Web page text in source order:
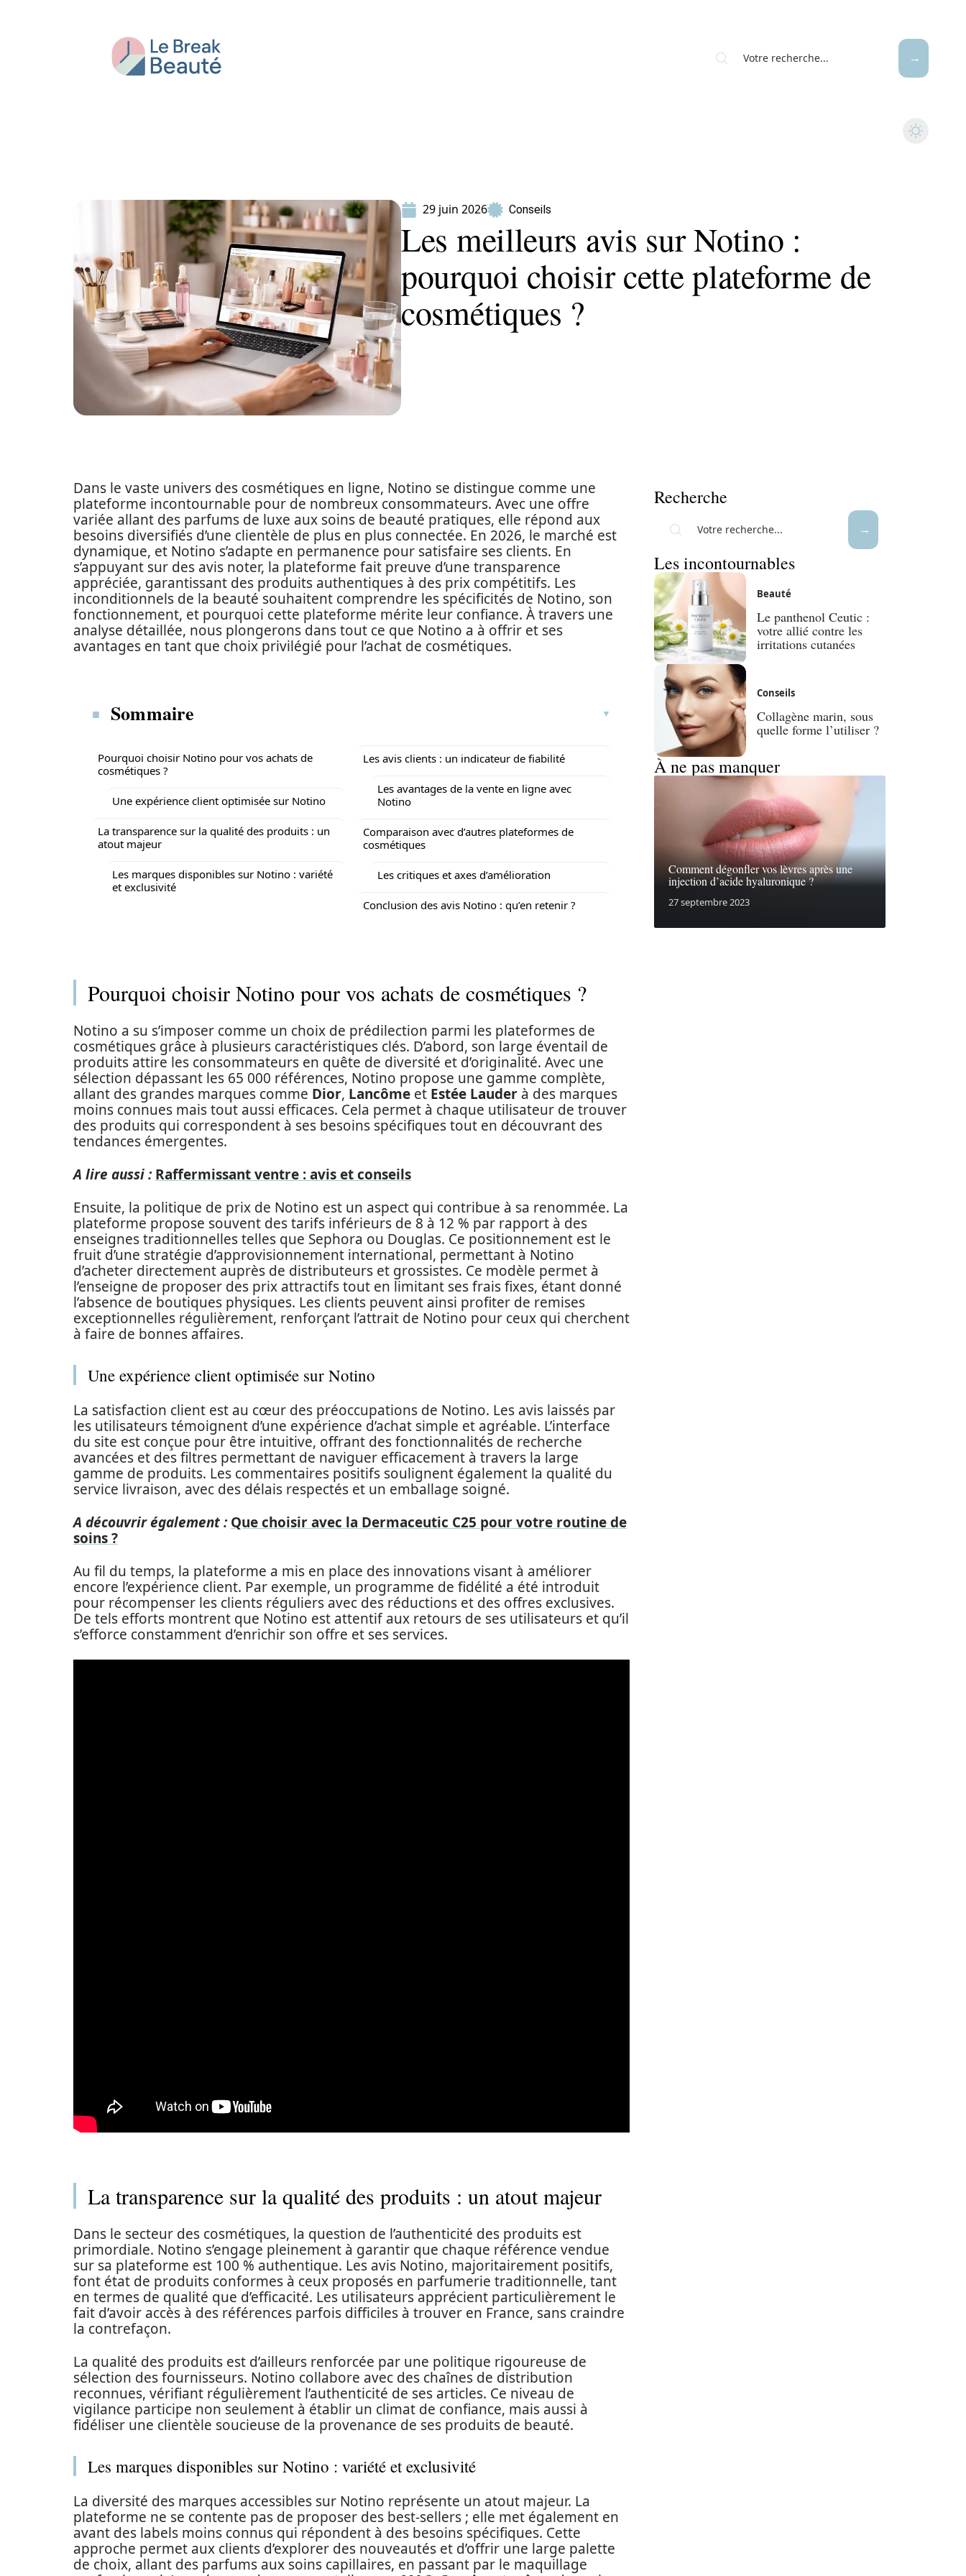
29 juin 2026 Conseils
Les meilleurs avis sur Notino :
pourquoi choisir cette plateforme de
cosmétiques ?
Dans le vaste univers des cosmétiques en ligne, Notino se distingue comme une
plateforme incontournable pour de nombreux consommateurs. Avec une offre
variée allant des parfums de luxe aux soins de beauté pratiques, elle répond aux
besoins diversifiés d’une clientèle de plus en plus connectée. En 2026, le marché est
dynamique, et Notino s’adapte en permanence pour satisfaire ses clients. En
s’appuyant sur des avis noter, la plateforme fait preuve d’une transparence
appréciée, garantissant des produits authentiques à des prix compétitifs. Les
inconditionnels de la beauté souhaitent comprendre les spécificités de Notino, son
fonctionnement, et pourquoi cette plateforme mérite leur confiance. À travers une
analyse détaillée, nous plongerons dans tout ce que Notino a à offrir et ses
avantages en tant que choix privilégié pour l’achat de cosmétiques.
Sommaire
Pourquoi choisir Notino pour vos achats de
cosmétiques ?
Une expérience client optimisée sur Notino
La transparence sur la qualité des produits : un
atout majeur
Les marques disponibles sur Notino : variété
et exclusivité
Les avis clients : un indicateur de fiabilité
Les avantages de la vente en ligne avec
Notino
Comparaison avec d’autres plateformes de
cosmétiques
Les critiques et axes d’amélioration
Conclusion des avis Notino : qu’en retenir ?
Pourquoi choisir Notino pour vos achats de cosmétiques ?
Notino a su s’imposer comme un choix de prédilection parmi les plateformes de
cosmétiques grâce à plusieurs caractéristiques clés. D’abord, son large éventail de
produits attire les consommateurs en quête de diversité et d’originalité. Avec une
sélection dépassant les 65 000 références, Notino propose une gamme complète,
allant des grandes marques comme Dior, Lancôme et Estée Lauder à des marques
moins connues mais tout aussi efficaces. Cela permet à chaque utilisateur de trouver
des produits qui correspondent à ses besoins spécifiques tout en découvrant des
tendances émergentes.
A lire aussi : Raffermissant ventre : avis et conseils
Ensuite, la politique de prix de Notino est un aspect qui contribue à sa renommée. La
plateforme propose souvent des tarifs inférieurs de 8 à 12 % par rapport à des
enseignes traditionnelles telles que Sephora ou Douglas. Ce positionnement est le
fruit d’une stratégie d’approvisionnement international, permettant à Notino
d’acheter directement auprès de distributeurs et grossistes. Ce modèle permet à
l’enseigne de proposer des prix attractifs tout en limitant ses frais fixes, étant donné
l’absence de boutiques physiques. Les clients peuvent ainsi profiter de remises
exceptionnelles régulièrement, renforçant l’attrait de Notino pour ceux qui cherchent
à faire de bonnes affaires.
Une expérience client optimisée sur Notino
La satisfaction client est au cœur des préoccupations de Notino. Les avis laissés par
les utilisateurs témoignent d’une expérience d’achat simple et agréable. L’interface
du site est conçue pour être intuitive, offrant des fonctionnalités de recherche
avancées et des filtres permettant de naviguer efficacement à travers la large
gamme de produits. Les commentaires positifs soulignent également la qualité du
service livraison, avec des délais respectés et un emballage soigné.
A découvrir également : Que choisir avec la Dermaceutic C25 pour votre routine de
soins ?
Au fil du temps, la plateforme a mis en place des innovations visant à améliorer
encore l’expérience client. Par exemple, un programme de fidélité a été introduit
pour récompenser les clients réguliers avec des réductions et des offres exclusives.
De tels efforts montrent que Notino est attentif aux retours de ses utilisateurs et qu’il
s’efforce constamment d’enrichir son offre et ses services.
La transparence sur la qualité des produits : un atout majeur
Dans le secteur des cosmétiques, la question de l’authenticité des produits est
primordiale. Notino s’engage pleinement à garantir que chaque référence vendue
sur sa plateforme est 100 % authentique. Les avis Notino, majoritairement positifs,
font état de produits conformes à ceux proposés en parfumerie traditionnelle, tant
en termes de qualité que d’efficacité. Les utilisateurs apprécient particulièrement le
fait d’avoir accès à des références parfois difficiles à trouver en France, sans craindre
la contrefaçon.
La qualité des produits est d’ailleurs renforcée par une politique rigoureuse de
sélection des fournisseurs. Notino collabore avec des chaînes de distribution
reconnues, vérifiant régulièrement l’authenticité de ses articles. Ce niveau de
vigilance participe non seulement à établir un climat de confiance, mais aussi à
fidéliser une clientèle soucieuse de la provenance de ses produits de beauté.
Les marques disponibles sur Notino : variété et exclusivité
La diversité des marques accessibles sur Notino représente un atout majeur. La
plateforme ne se contente pas de proposer des best-sellers ; elle met également en
avant des labels moins connus qui répondent à des besoins spécifiques. Cette
approche permet aux clients d’explorer des nouveautés et d’offrir une large palette
de choix, allant des parfums aux soins capillaires, en passant par le maquillage
Recherche
Les incontournables
Beauté
Le panthenol Ceutic :
votre allié contre les
irritations cutanées
Conseils
Collagène marin, sous
quelle forme l’utiliser ?
À ne pas manquer
Comment dégonfler vos lèvres après une
injection d’acide hyaluronique ?
27 septembre 2023